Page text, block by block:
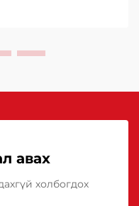
маш чухал байдаг.
авах
холбогдох